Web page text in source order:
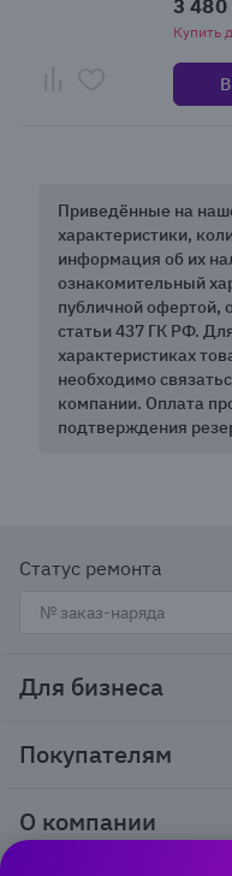
3 480
Купить
Приведённые на
характеристики,
информация об их
ознакомительный
публичной офертой,
статьи 437 ГК РФ.
характеристиках
необходимо
компании. Оплата
подтверждения
Статус ремонта
Для бизнеса
Тендеры и гос закупки
Покупателям
Пункты выдачи
О компании